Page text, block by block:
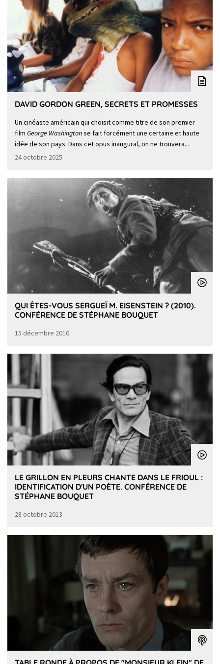
DAVID GORDON GREEN, SECRETS ET PROMESSES
Un cinéaste américain qui choisit comme titre de son premier
film George Washingtonse fait forcément une certaine et haute
idée de son pays. Dans cet opus inaugural, on ne trouvera...
24 octobre 2025
QUI ÊTES-VOUS SERGUEÏ M. EISENSTEIN ? (2010).
CONFÉRENCE DE STÉPHANE BOUQUET
15 décembre 2010
LE GRILLON EN PLEURS CHANTE DANS LE FRIOUL :
IDENTIFICATION D'UN POÈTE. CONFÉRENCE DE
STÉPHANE BOUQUET
28 octobre 2013